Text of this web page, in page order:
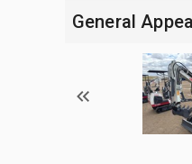
General